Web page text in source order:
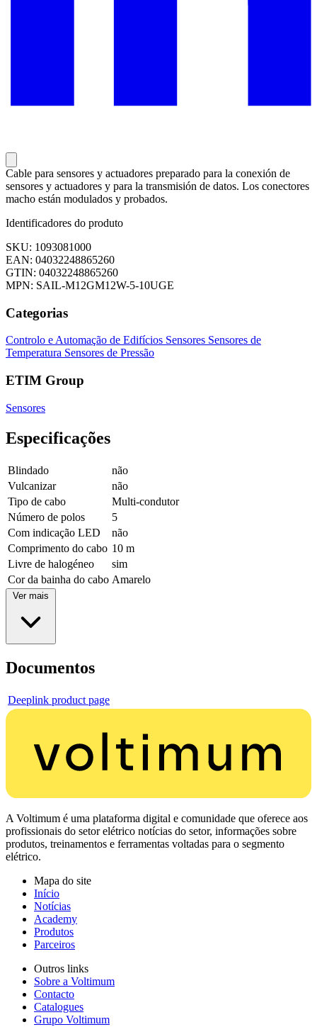
Cable para sensores y actuadores preparado para la conexión de
sensores y actuadores y para la transmisión de datos. Los conectores
macho están modulados y probados.
Identificadores do produto
SKU: 1093081000
EAN: 04032248865260
GTIN: 04032248865260
MPN: SAIL-M12GM12W-5-10UGE
Categorias
Controlo e Automação de Edifícios Sensores Sensores de
Temperatura Sensores de Pressão
ETIM Group
Sensores
Especificações
Blindado
não
Vulcanizar
não
Tipo de cabo
Multi-condutor
Número de polos
5
Com indicação LED
não
Comprimento do cabo 10 m
Livre de halogéneo
sim
Cor da bainha do cabo Amarelo
Ver mais
Documentos
Deeplink product page
A Voltimum é uma plataforma digital e comunidade que oferece aos
profissionais do setor elétrico notícias do setor, informações sobre
produtos, treinamentos e ferramentas voltadas para o segmento
elétrico.
Mapa do site
Início
Notícias
Academy
Produtos
Parceiros
Outros links
Sobre a Voltimum
Contacto
Catalogues
Grupo Voltimum